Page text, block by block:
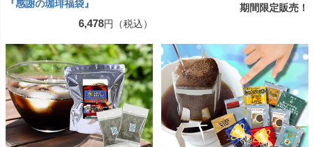
『感謝の珈琲福袋』
6,478円（税込）
期間限定販売！